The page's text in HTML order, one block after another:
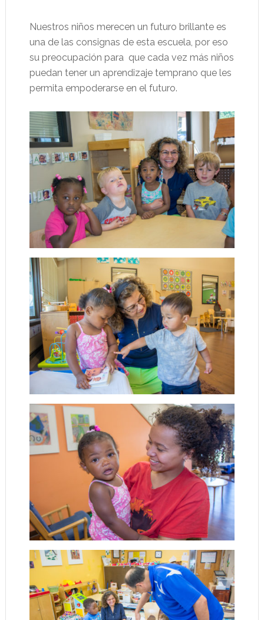
Nuestros niños merecen un futuro brillante es
una de las consignas de esta escuela, por eso
su preocupación para que cada vez más niños
puedan tener un aprendizaje temprano que les
permita empoderarse en el futuro.